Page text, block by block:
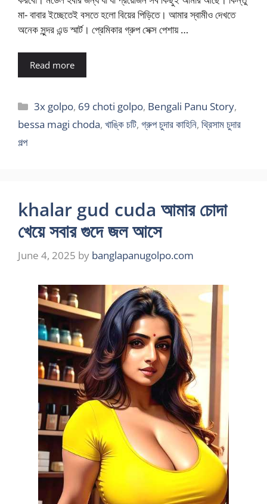
মা- বাবার ইচ্ছেতেই বসতে হলো বিয়ের পিড়িতে। আমার স্বামীও দেখতে
অনেক সুন্দর এন্ড স্মার্ট। প্রেমিকার গ্রুপ সেক্স পেশায় …
Read more
Categories
3x golpo, 69 choti golpo, Bengali Panu Story,
bessa magi choda, খাঙ্কি চটি, গ্রুপ চুদার কাহিনি, থ্রিসাম চুদার
গল্প
khalar gud cuda আমার চোদা
খেয়ে সবার গুদে জল আসে
June 4, 2025 by banglapanugolpo.com